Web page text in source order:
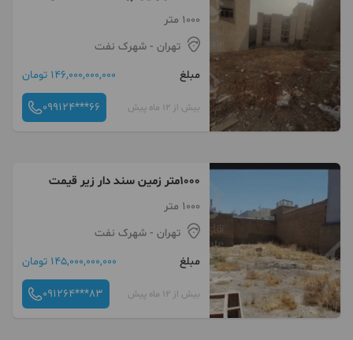
1000 متر
تهران - شهرک نفت
مبلغ
146,000,000,000 تومان
بیش از 12 ماه پیش 099124***66
1000متر زمین سند دار زیر قیمت
1000 متر
تهران - شهرک نفت
مبلغ
145,000,000,000 تومان
بیش از 12 ماه پیش 091264***83